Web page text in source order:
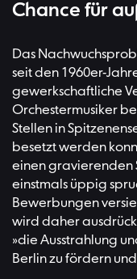
Chance für
Das
seit den 1960er-
gewerkschaftliche
Orchestermusiker
Stellen in
besetzt werden
einen gravierenden
einstmals üppig
Bewerbungen
wird daher
»die Ausstrahlung
Berlin zu fördern